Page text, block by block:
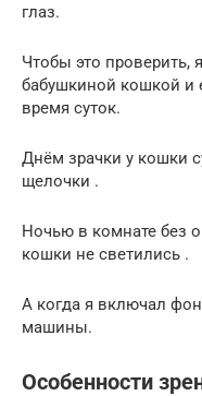
глаз.
Чтобы это проверить,
бабушкиной кошкой и
время суток.
Днём зрачки у кошки
щелочки .
Ночью в комнате без
кошки не светились .
А когда я включал
машины.
Особенности